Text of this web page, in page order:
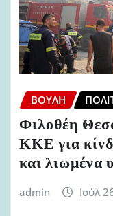
ΒΟΥΛΉ
Φιλοθέη
ΚΚΕ για
και λιωμένα
admin Ιούλ